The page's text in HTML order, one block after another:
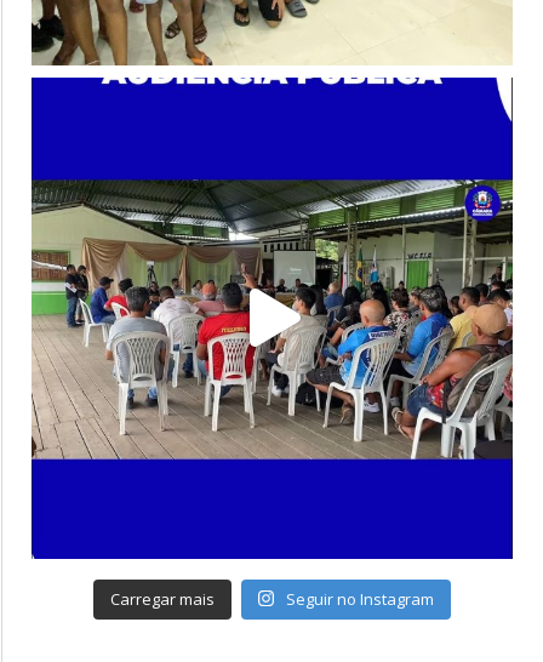
Carregar mais Seguir no Instagram